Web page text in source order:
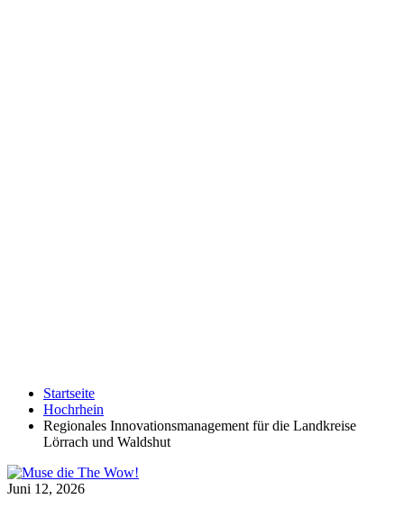
Startseite
Hochrhein
Regionales Innovationsmanagement für die Landkreise
Lörrach und Waldshut
Juni 12, 2026